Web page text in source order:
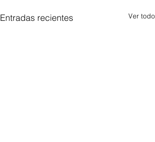
Entradas recientes Ver todo